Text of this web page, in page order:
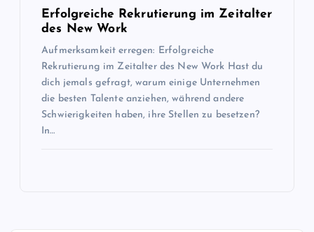
Erfolgreiche Rekrutierung im Zeitalter
des New Work
Aufmerksamkeit erregen: Erfolgreiche
Rekrutierung im Zeitalter des New Work Hast du
dich jemals gefragt, warum einige Unternehmen
die besten Talente anziehen, während andere
Schwierigkeiten haben, ihre Stellen zu besetzen?
In…